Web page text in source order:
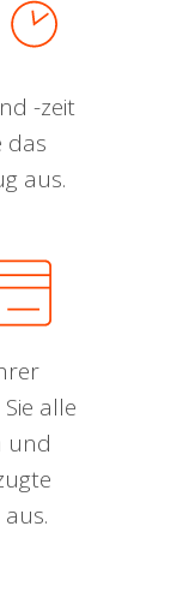
-zeit
das
aus.
alle
und